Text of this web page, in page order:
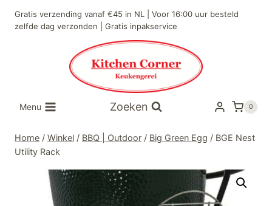
naar
Gratis verzending vanaf €45 in NL | Voor 16:00 uur besteld
zelfde dag verzonden | Gratis inpakservice
Menu Zoeken 0
Home / Winkel / BBQ | Outdoor / Big Green Egg / BGE Nest
Utility Rack